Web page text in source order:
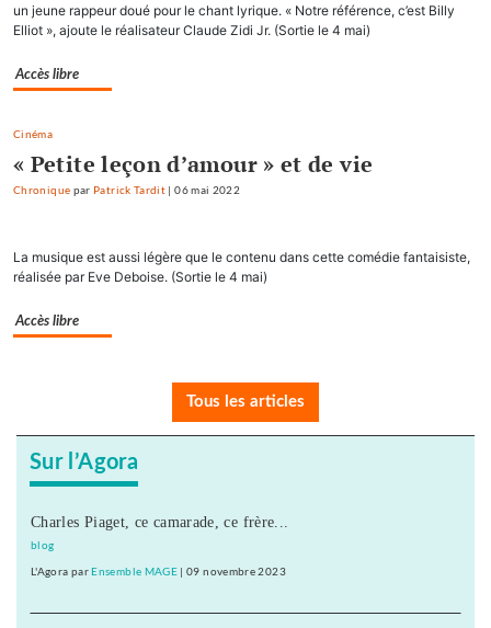
un jeune rappeur doué pour le chant lyrique. « Notre référence, c’est Billy
Elliot », ajoute le réalisateur Claude Zidi Jr. (Sortie le 4 mai)
Accès libre
Cinéma
« Petite leçon d’amour » et de vie
Chronique par Patrick Tardit |06 mai 2022
La musique est aussi légère que le contenu dans cette comédie fantaisiste,
réalisée par Eve Deboise. (Sortie le 4 mai)
Accès libre
Tous les articles
Sur l’Agora
Charles Piaget, ce camarade, ce frère...
blog
L'Agora parEnsemble MAGE |09 novembre 2023